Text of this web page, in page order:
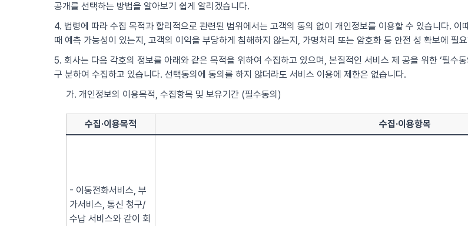
공개를 선택하는 방법을 알아보기 쉽게 알리겠습니다.
4. 법령에 따라 수집 목적과 합리적으로 관련된 범위에서는 고객의 동의 없이 개인정보를 이용할 수 있습니다.
때 예측 가능성이 있는지, 고객의 이익을 부당하게 침해하지 않는지, 가명처리 또는 암호화 등 안전 성 확보에 필
5. 회사는 다음 각호의 정보를 아래와 같은 목적을 위하여 수집하고 있으며, 본질적인 서비스 제 공을 위한 ‘필수
구 분하여 수집하고 있습니다. 선택동의에 동의를 하지 않더라도 서비스 이용에 제한은 없습니다.
가. 개인정보의 이용목적, 수집항목 및 보유기간 (필수동의)
수집·이용목적 수집·이용항목
- 이동전화서비스, 부
가서비스, 통신 청구/
수납 서비스와 같이 회